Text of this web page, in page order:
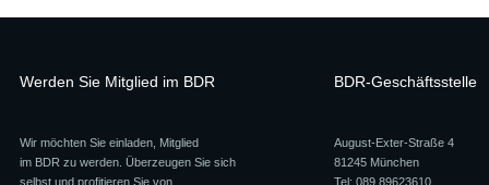
Werden Sie Mitglied im BDR
Wir möchten Sie einladen, Mitglied
im BDR zu werden. Überzeugen Sie sich
selbst und profitieren Sie von
BDR-Geschäftsstelle
August-Exter-Straße 4
81245 München
Tel: 089 89623610